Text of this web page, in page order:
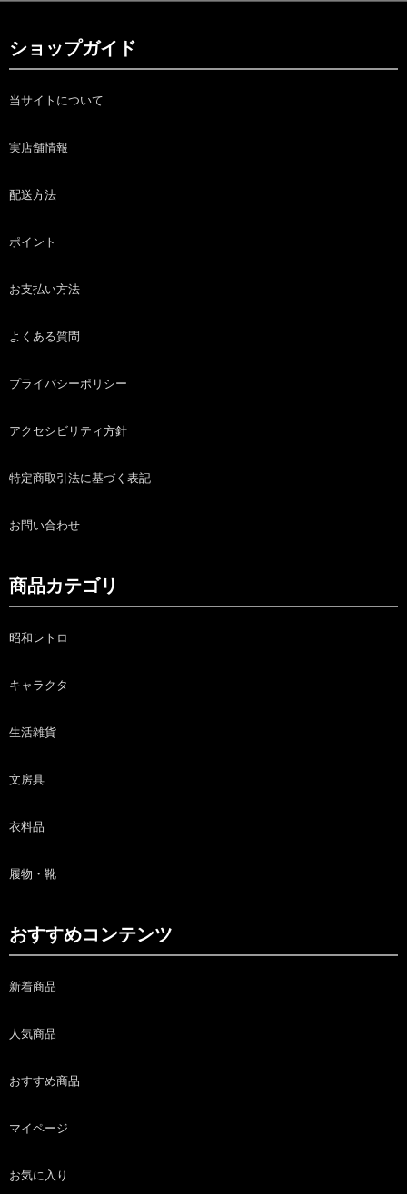
ショップガイド
当サイトについて
実店舗情報
配送方法
ポイント
お支払い方法
よくある質問
プライバシーポリシー
アクセシビリティ方針
特定商取引法に基づく表記
お問い合わせ
商品カテゴリ
昭和レトロ
キャラクタ
生活雑貨
文房具
衣料品
履物・靴
おすすめコンテンツ
新着商品
人気商品
おすすめ商品
マイページ
お気に入り